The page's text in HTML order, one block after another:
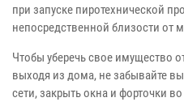
при запуске пиротехнической
непосредственной близости от
Чтобы уберечь свое имущество
выходя из дома, не забывайте
сети, закрыть окна и форточки